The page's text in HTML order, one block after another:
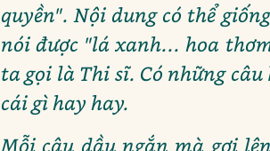
quyền". Nội dung có thể
nói được "lá xanh... hoa
ta gọi là Thi sĩ. Có những
cái gì hay hay.
Mỗi câu dầu ngắn mà gợi